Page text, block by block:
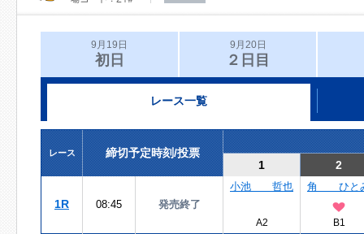
9月19日
初日
9月20日
２日目
レース一覧
レース
締切予定時刻/投票
1
2
1R 08:45 発売終了
小池 哲也
A2
角 ひと
B1